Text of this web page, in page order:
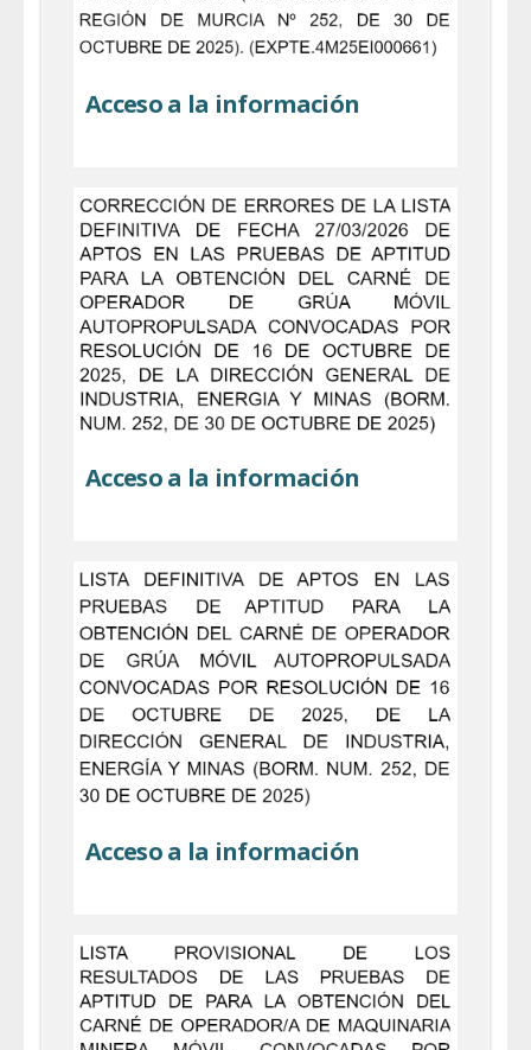
Acceso a la información
Acceso a la información
Acceso a la información